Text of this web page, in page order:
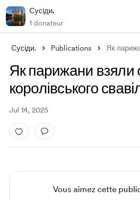
Сусіди.
1 donateur
Сусіди. Publications
Як парижани взяли
королівського
Jul 14, 2025
Vous aimez cette